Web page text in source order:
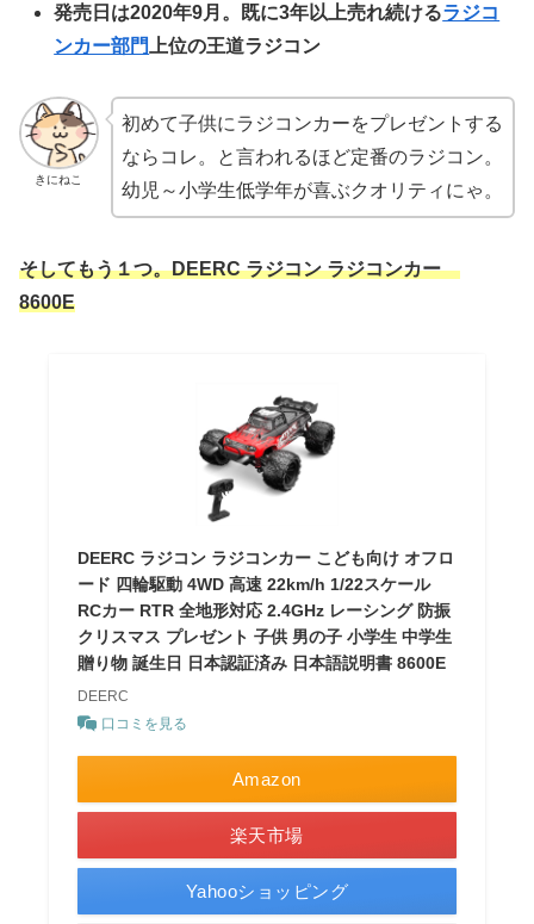
発売日は2020年9月。既に3年以上売れ続けるラジコ
ンカー部門
上位の王道ラジコン
きにねこ
初めて子供にラジコンカーをプレゼントする
ならコレ。と言われるほど定番のラジコン。
幼児～小学生低学年が喜ぶクオリティにゃ。
そしてもう１つ。DEERC ラジコン ラジコンカー
8600E
DEERC ラジコン ラジコンカー こども向け オフロ
ード 四輪駆動 4WD 高速 22km/h 1/22スケール
RCカー RTR 全地形対応 2.4GHz レーシング 防振
クリスマス プレゼント 子供 男の子 小学生 中学生
贈り物 誕生日 日本認証済み 日本語説明書 8600E
DEERC
口コミを見る
Amazon
楽天市場
Yahooショッピング